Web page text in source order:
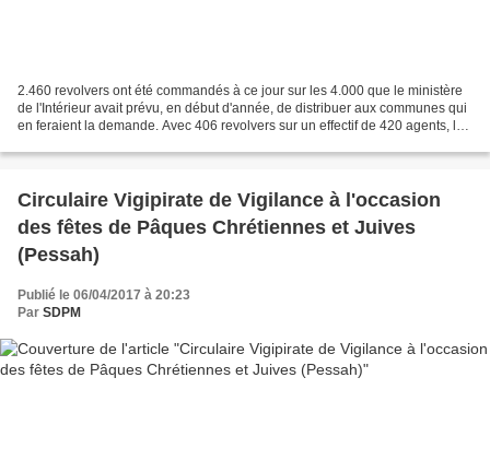
2.460 revolvers ont été commandés à ce jour sur les 4.000 que le ministère
de l'Intérieur avait prévu, en début d'année, de distribuer aux communes qui
en feraient la demande. Avec 406 revolvers sur un effectif de 420 agents, la
Circulaire Vigipirate de Vigilance à l'occasion
des fêtes de Pâques Chrétiennes et Juives
(Pessah)
Publié le 06/04/2017 à 20:23
Par SDPM